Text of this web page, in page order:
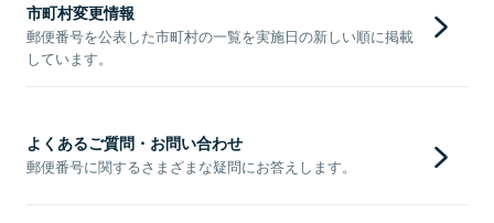
市町村変更情報
郵便番号を公表した市町村の一覧を実施日の新しい順に掲載
しています。
よくあるご質問・お問い合わせ
郵便番号に関するさまざまな疑問にお答えします。